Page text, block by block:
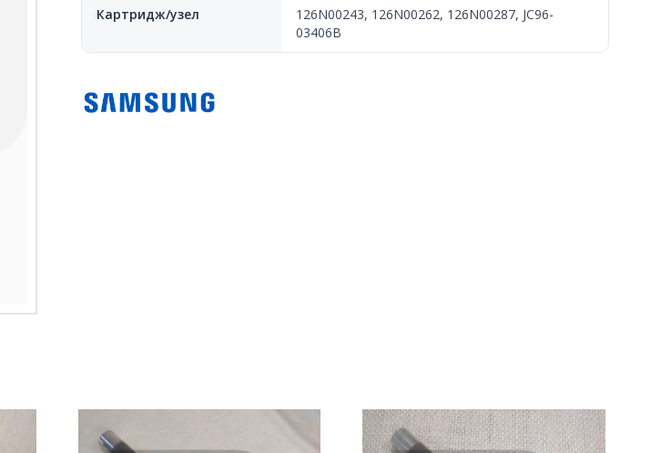
Картридж/узел
126N00243, 126N00262, 126N00287, JC96-
03406B